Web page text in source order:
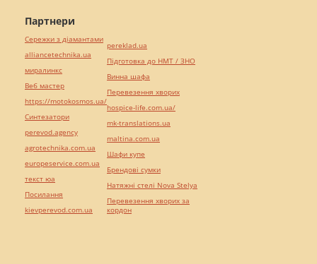
Партнери
Сережки з діамантами
alliancetechnika.ua
миралинкс
Веб мастер
https://motokosmos.ua/
Синтезатори
perevod.agency
agrotechnika.com.ua
europeservice.com.ua
текст юа
Посилання
kievperevod.com.ua
pereklad.ua
Підготовка до НМТ / ЗНО
Винна шафа
Перевезення хворих
hospice-life.com.ua/
mk-translations.ua
maltina.com.ua
Шафи купе
Брендові сумки
Натяжні стелі Nova Stelya
Перевезення хворих за
кордон